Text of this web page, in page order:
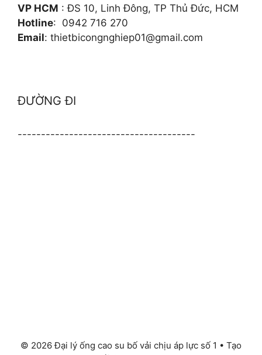
VP HCM : ĐS 10, Linh Đông, TP Thủ Đức, HCM
Hotline: 0942 716 270
Email: thietbicongnghiep01@gmail.com
ĐƯỜNG ĐI
--------------------------------------
© 2026 Đại lý ống cao su bố vải chịu áp lực số 1 • Tạo